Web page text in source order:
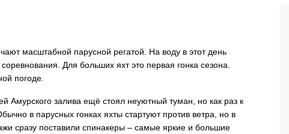
масштабной парусной регатой. На воду в этот день
Для больших яхт это первая гонка сезона.
погоде.
Амурского залива ещё стоял неуютный туман, но как раз к
в парусных гонках яхты стартуют против ветра, но в
сразу поставили спинакеры – самые яркие и большие